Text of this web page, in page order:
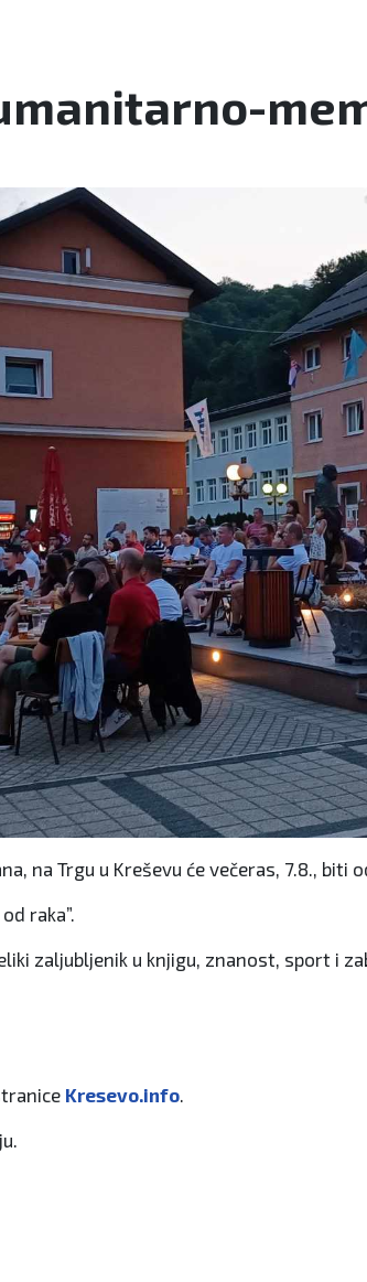
na Trgu u Kreševu će večeras, 7.8.,
raka”.
zaljubljenik u knjigu, znanost, sport i
Kresevo.info.